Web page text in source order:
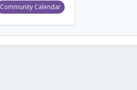
Community Calendar